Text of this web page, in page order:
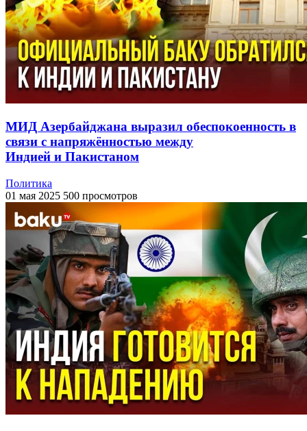
МИД Азербайджана выразил обеспокоенность в
связи с напряжённостью между
Индией и Пакистаном
Политика
01 мая 2025 500 просмотров